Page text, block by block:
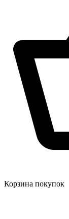
Корзина покупок